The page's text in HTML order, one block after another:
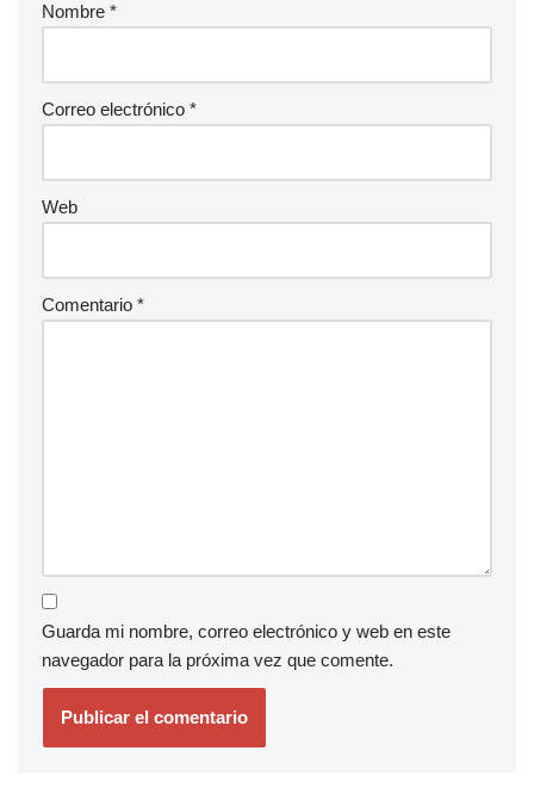
Nombre *
Correo electrónico *
Web
Comentario *
Guarda mi nombre, correo electrónico y web en este
navegador para la próxima vez que comente.